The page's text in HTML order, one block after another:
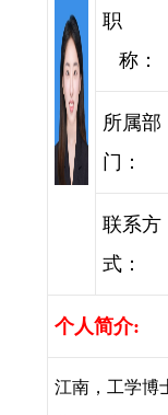
职
称：
所属部
门：
联系方
式：
个人简介:
江南，工学博